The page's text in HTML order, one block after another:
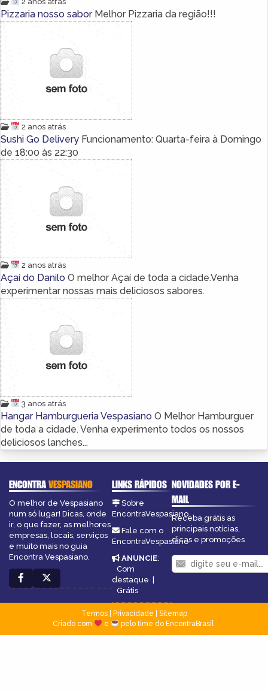
Pizzaria nosso sabor Melhor Pizzaria da região!!!
2 anos atrás
Sushi Go Delivery Funcionamento: Quarta-feira à Domingo
de 18:00 às 22:30
2 anos atrás
Açaí do Danilo O melhor Açaí de toda a cidade.Venha
experimentar nossas mais deliciosos sabores.
3 anos atrás
Hangar Hamburgueria Vespasiano O Melhor Hamburguer
de toda a cidade. Venha experimento todos os nossos
deliciosos lanches...
ENCONTRAVESPASIANO
O melhor de Vespasiano
num só lugar! Dicas, onde
ir, o que fazer, as melhores
empresas, locais, serviços
e muito mais no guia
Encontra Vespasiano.
LINKS RÁPIDOS
Sobre
EncontraVespasiano
Fale com o
EncontraVespasiano
ANUNCIE:
Com
destaque |
Grátis
NOVIDADES POR E-
MAIL
Receba grátis as
principais notícias,
dicas e promoções
Termos| Privacidade
Sitemap
Criado com
e pelo time do EncontraBrasil